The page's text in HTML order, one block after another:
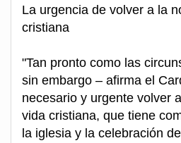
La urgencia de volver a la
cristiana
"Tan pronto como las
sin embargo – afirma el
necesario y urgente volver
vida cristiana, que tiene
la iglesia y la celebración